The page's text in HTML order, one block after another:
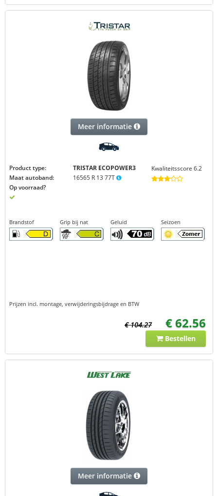
Meer informatie
Product type:
TRISTAR ECOPOWER3
Maat autoband:
16565 R 13 77T
Op voorraad?
Kwaliteitsscore 6.2
Brandstof Grip bij nat Geluid Seizoen
Prijzen incl. montage, verwijderingsbijdrage en BTW
€ 104.27 € 62.56
Bestellen
Meer informatie